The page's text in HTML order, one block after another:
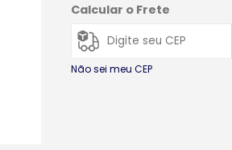
Calcular o Frete
Não sei meu CEP